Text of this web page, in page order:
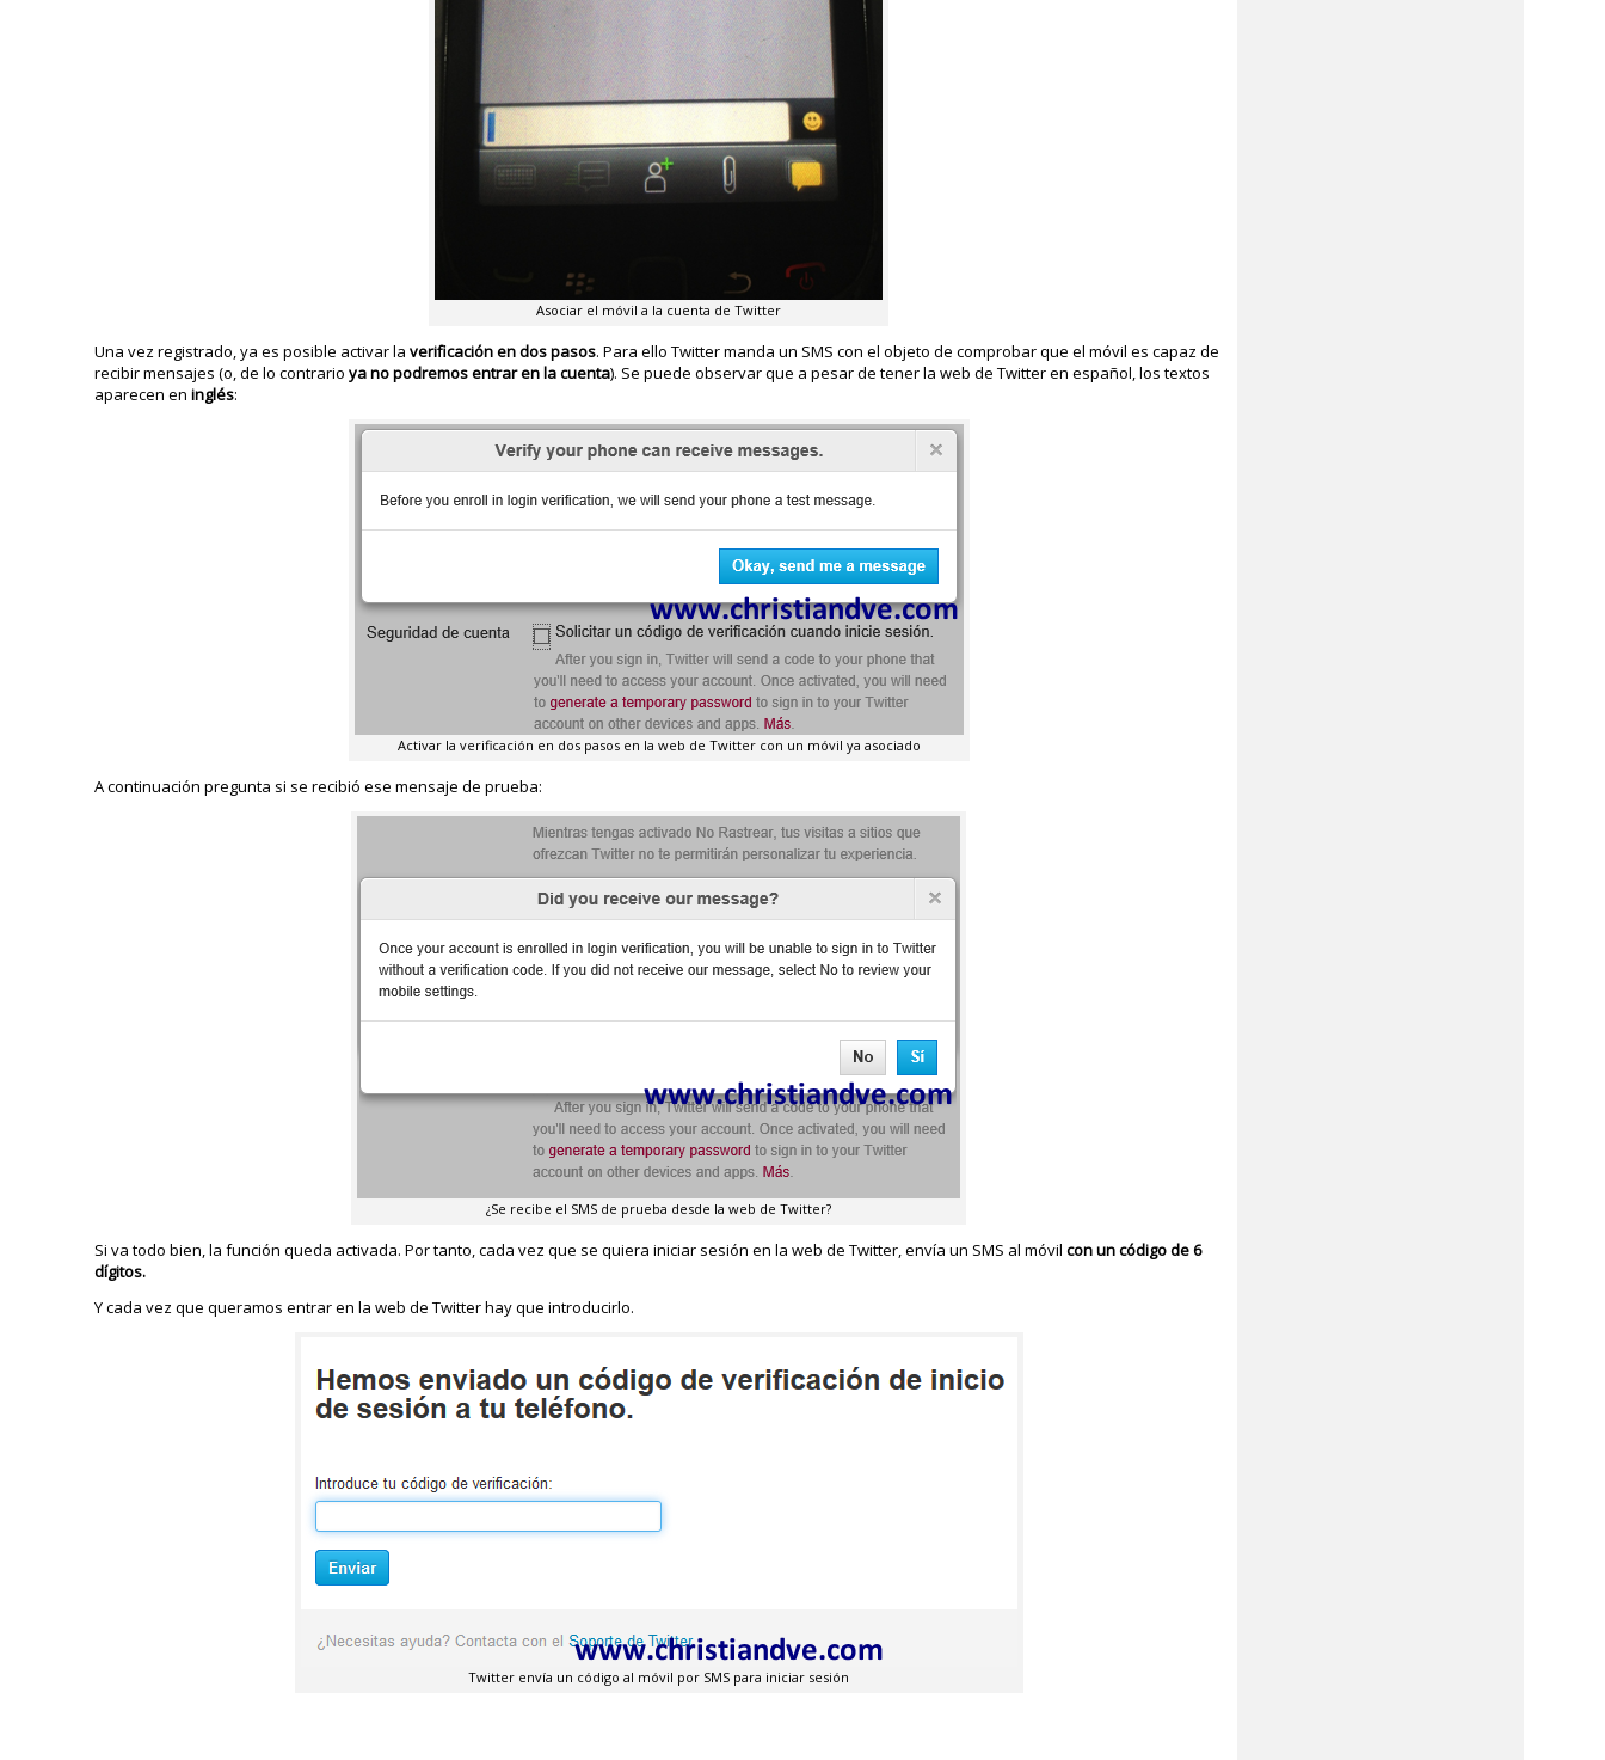
Asociar el móvil a la cuenta de Twitter
Una vez registrado, ya es posible activar laverificación en dos pasos. Para ello Twitter manda un SMS con el objeto de comprobar que el móvil es capaz de
recibir mensajes (o, de lo contrarioya no podremos entrar en la cuenta). Se puede observar que a pesar de tener la web de Twitter en español, los textos
aparecen eninglés:
Activar la verificación en dos pasos en la web de Twitter con un móvil ya asociado
A continuación pregunta si se recibió ese mensaje de prueba:
¿Se recibe el SMS de prueba desde la web de Twitter?
Si va todo bien, la función queda activada. Por tanto, cada vez que se quiera iniciar sesión en la web de Twitter, envía un SMS al móvilcon un código de 6
dígitos.
Y cada vez que queramos entrar en la web de Twitter hay que introducirlo.
Twitter envía un código al móvil por SMS para iniciar sesión